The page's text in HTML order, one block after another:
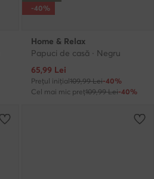
-40%
Home & Relax
Papuci de casă · Negru
Prețul actual
65,99 Lei
Prețul inițial109,99 Lei-40%
Cel mai mic preț109,99 Lei-40%